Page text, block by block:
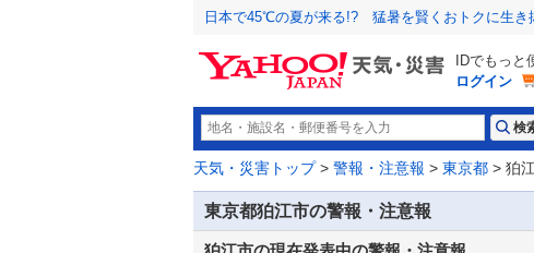
日本で45℃の夏が来る!? 猛暑を賢くおトクに生き
IDでもっと
ログイン
天気・災害トップ> 警報・注意報 > 東京都 > 狛
東京都狛江市の警報・注意報